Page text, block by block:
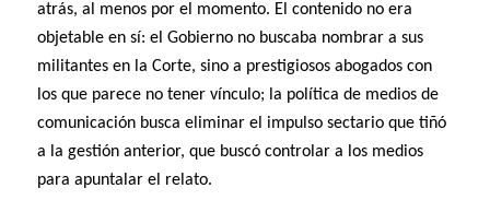
atrás, al menos por el momento. El contenido no era
objetable en sí: el Gobierno no buscaba nombrar a sus
militantes en la Corte, sino a prestigiosos abogados con
los que parece no tener vínculo; la política de medios de
comunicación busca eliminar el impulso sectario que tiñó
a la gestión anterior, que buscó controlar a los medios
para apuntalar el relato.